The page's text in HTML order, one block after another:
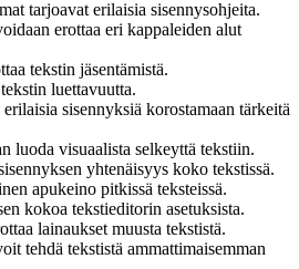
tarjoavat erilaisia sisennysohjeita.
erottaa eri kappaleiden alut
tekstin jäsentämistä.
luettavuutta.
sisennyksiä korostamaan tärkeitä
luoda visuaalista selkeyttä tekstiin.
yhtenäisyys koko tekstissä.
apukeino pitkissä teksteissä.
kokoa tekstieditorin asetuksista.
lainaukset muusta tekstistä.
tehdä tekstistä ammattimaisemman